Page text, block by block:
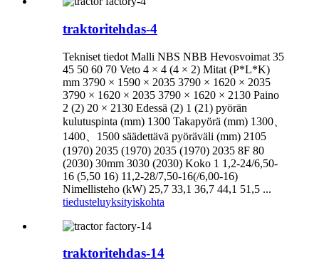
traktoritehdas-4
Tekniset tiedot Malli NBS NBB Hevosvoimat 35
45 50 60 70 Veto 4 × 4 (4 × 2) Mitat (P*L*K)
mm 3790 × 1590 × 2035 3790 × 1620 × 2035
3790 × 1620 × 2035 3790 × 1620 × 2130 Paino
2 (2) 20 × 2130 Edessä (2) 1 (21) pyörän
kulutuspinta (mm) 1300 Takapyörä (mm) 1300、
1400、1500 säädettävä pyöräväli (mm) 2105
(1970) 2035 (1970) 2035 (1970) 2035 8F 80
(2030) 30mm 3030 (2030) Koko 1 1,2-24/6,50-
16 (5,50 16) 11,2-28/7,50-16(/6,00-16)
Nimellisteho (kW) 25,7 33,1 36,7 44,1 51,5 ...
tiedusteluyksityiskohta
traktoritehdas-14